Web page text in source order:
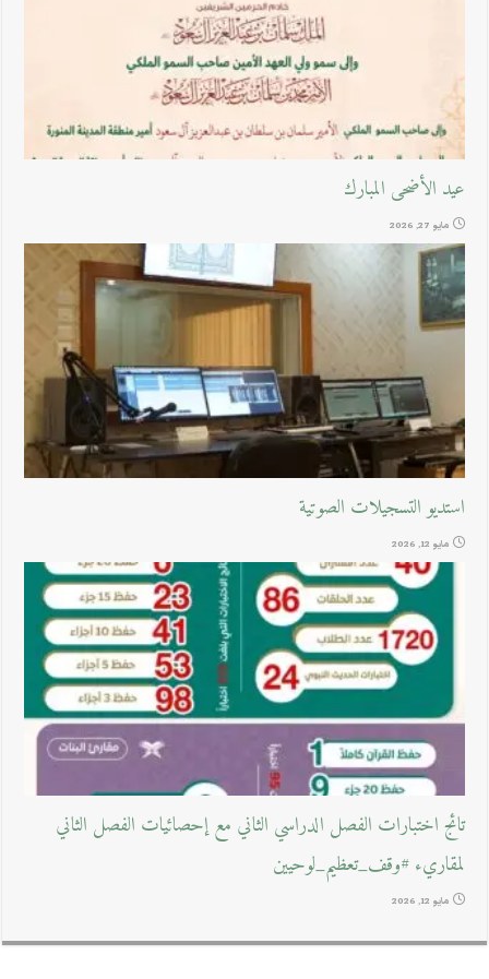
عيد الأضحى المبارك
مايو 27, 2026
استديو التسجيلات الصوتية
مايو 12, 2026
تائج اختبارات الفصل الدراسي الثاني مع إحصائيات الفصل الثاني
لمقاريء #وقف_تعظيم_لوحيين
مايو 12, 2026